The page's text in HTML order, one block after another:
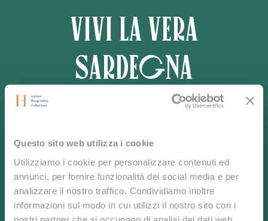
Questo sito web utilizza i cookie
Utilizziamo i cookie per personalizzare contenuti ed
annunci, per fornire funzionalità dei social media e per
analizzare il nostro traffico. Condividiamo inoltre
informazioni sul modo in cui utilizzi il nostro sito con i
Vivi la vera
Sardegna
dell’isola nel cuore del Mediterraneo.
su misura.